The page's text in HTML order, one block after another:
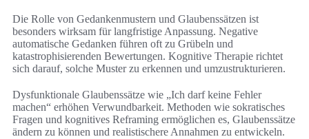
Die Rolle von Gedankenmustern und Glaubenssätzen ist
besonders wirksam für langfristige Anpassung. Negative
automatische Gedanken führen oft zu Grübeln und
katastrophisierenden Bewertungen. Kognitive Therapie richtet
sich darauf, solche Muster zu erkennen und umzustrukturieren.
Dysfunktionale Glaubenssätze wie „Ich darf keine Fehler
machen“ erhöhen Verwundbarkeit. Methoden wie sokratisches
Fragen und kognitives Reframing ermöglichen es, Glaubenssätze
ändern zu können und realistischere Annahmen zu entwickeln.